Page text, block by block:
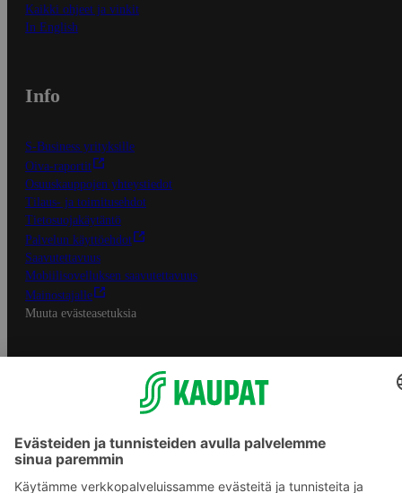
Kaikki ohjeet ja vinkit
In English
Info
S-Business yrityksille
Oiva-raportit
Osuuskauppojen yhteystiedot
Tilaus- ja toimitusehdot
Tietosuojakäytäntö
Palvelun käyttöehdot
Saavutettavuus
Mobiilisovelluksen saavutettavuus
Mainostajalle
Muuta evästeasetuksia
S-ryhmän palvelut
Asiakasomistajuus